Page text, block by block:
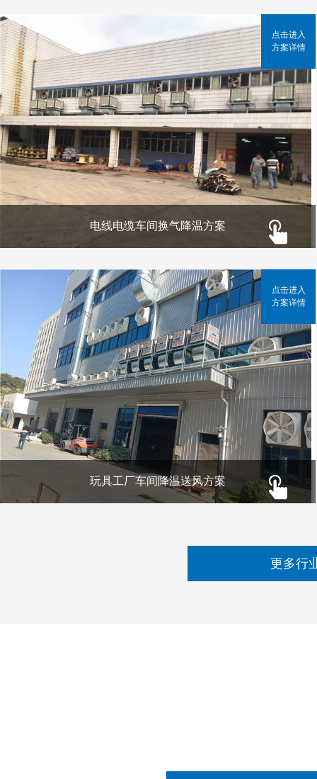
电线电缆车间换气降温方案
点击进入
方案详情
玩具工厂车间降温送风方案
点击进入
方案详情
更多行